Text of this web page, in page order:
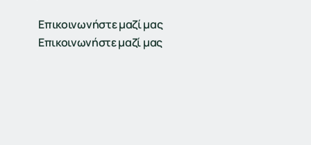
Επικοινωνήστε μαζί μας
Επικοινωνήστε μαζί μας